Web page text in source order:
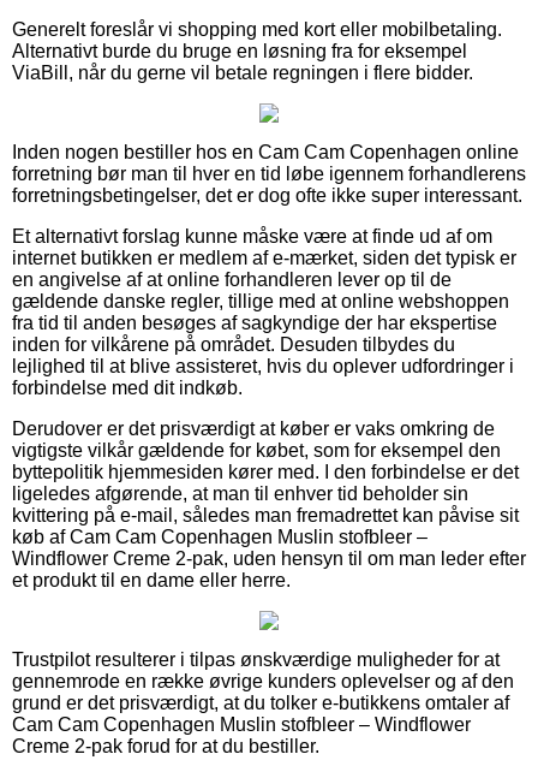
Generelt foreslår vi shopping med kort eller mobilbetaling.
Alternativt burde du bruge en løsning fra for eksempel
ViaBill, når du gerne vil betale regningen i flere bidder.
Inden nogen bestiller hos en Cam Cam Copenhagen online
forretning bør man til hver en tid løbe igennem forhandlerens
forretningsbetingelser, det er dog ofte ikke super interessant.
Et alternativt forslag kunne måske være at finde ud af om
internet butikken er medlem af e-mærket, siden det typisk er
en angivelse af at online forhandleren lever op til de
gældende danske regler, tillige med at online webshoppen
fra tid til anden besøges af sagkyndige der har ekspertise
inden for vilkårene på området. Desuden tilbydes du
lejlighed til at blive assisteret, hvis du oplever udfordringer i
forbindelse med dit indkøb.
Derudover er det prisværdigt at køber er vaks omkring de
vigtigste vilkår gældende for købet, som for eksempel den
byttepolitik hjemmesiden kører med. I den forbindelse er det
ligeledes afgørende, at man til enhver tid beholder sin
kvittering på e-mail, således man fremadrettet kan påvise sit
køb af Cam Cam Copenhagen Muslin stofbleer –
Windflower Creme 2-pak, uden hensyn til om man leder efter
et produkt til en dame eller herre.
Trustpilot resulterer i tilpas ønskværdige muligheder for at
gennemrode en række øvrige kunders oplevelser og af den
grund er det prisværdigt, at du tolker e-butikkens omtaler af
Cam Cam Copenhagen Muslin stofbleer – Windflower
Creme 2-pak forud for at du bestiller.